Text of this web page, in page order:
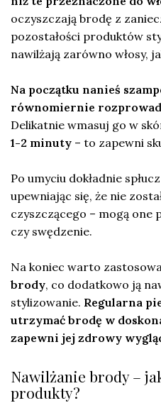
oczyszczają brodę z
pozostałości produktów
nawilżają zarówno włosy,
Na początku nanieś
równomiernie
Delikatnie wmasuj go w
1-2 minuty – to zapewni
Po umyciu dokładnie
upewniając się, że nie
czyszczącego – mogą one
czy swędzenie.
Na koniec warto
brody, co dodatkowo ją
stylizowanie. Regularna
utrzymać brodę w
zapewni jej zdrowy
Nawilżanie brody –
produkty?